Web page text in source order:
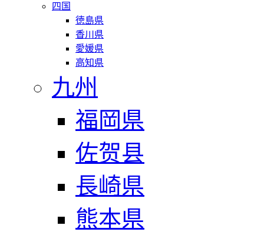
四国
徳島県
香川県
愛媛県
高知県
九州
福岡県
佐贺县
長崎県
熊本県